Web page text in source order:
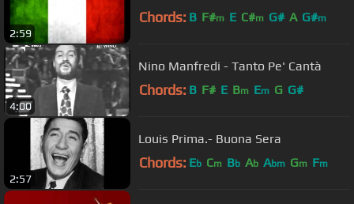
2:59
Chords: B F#m E C#m G# A G#m
4:00
Nino Manfredi - Tanto Pe' Cantà
Chords: B F# E Bm Em G G#
2:57
Louis Prima.- Buona Sera
Chords: Eb Cm Bb Ab Abm Gm Fm